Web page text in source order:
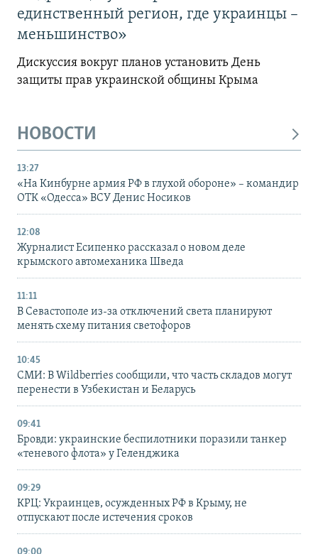
единственный регион, где украинцы –
меньшинство»
Дискуссия вокруг планов установить День
защиты прав украинской общины Крыма
НОВОСТИ
13:27
«На Кинбурне армия РФ в глухой обороне» – командир
ОТК «Одесса» ВСУ Денис Носиков
12:08
Журналист Есипенко рассказал о новом деле
крымского автомеханика Шведа
11:11
В Севастополе из-за отключений света планируют
менять схему питания светофоров
10:45
СМИ: В Wildberries сообщили, что часть складов могут
перенести в Узбекистан и Беларусь
09:41
Бровди: украинские беспилотники поразили танкер
«теневого флота» у Геленджика
09:29
КРЦ: Украинцев, осужденных РФ в Крыму, не
отпускают после истечения сроков
09:00